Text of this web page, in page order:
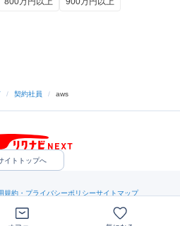
/ 契約社員 / aws
イトトップへ
規約・プライバシーポリシーサイトマップ
C）Indeed Inc.